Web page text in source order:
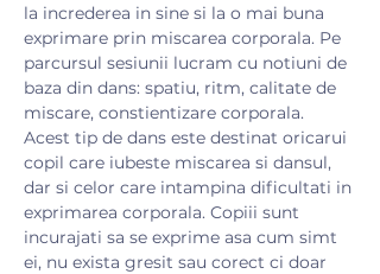
la increderea in sine si la o mai buna
exprimare prin miscarea corporala. Pe
parcursul sesiunii lucram cu notiuni de
baza din dans: spatiu, ritm, calitate de
miscare, constientizare corporala.
Acest tip de dans este destinat oricarui
copil care iubeste miscarea si dansul,
dar si celor care intampina dificultati in
exprimarea corporala. Copiii sunt
incurajati sa se exprime asa cum simt
ei, nu exista gresit sau corect ci doar